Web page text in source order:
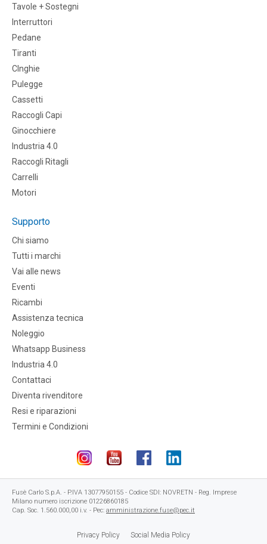
Tavole + Sostegni
Interruttori
Pedane
Tiranti
CInghie
Pulegge
Cassetti
Raccogli Capi
Ginocchiere
Industria 4.0
Raccogli Ritagli
Carrelli
Motori
Supporto
Chi siamo
Tutti i marchi
Vai alle news
Eventi
Ricambi
Assistenza tecnica
Noleggio
Whatsapp Business
Industria 4.0
Contattaci
Diventa rivenditore
Resi e riparazioni
Termini e Condizioni
Fusè Carlo S.p.A. - P.IVA 13077950155 - Codice SDI: NOVRETN - Reg. Imprese
Milano numero iscrizione 01226860185
Cap. Soc. 1.560.000,00 i.v. - Pec: amministrazione.fuse@pec.it
Privacy Policy Social Media Policy